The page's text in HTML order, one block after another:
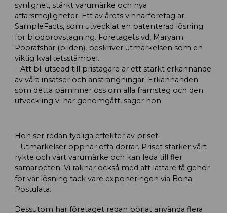
synlighet, stärkt varumärke och nya
affärsmöjligheter. Ett av årets vinnarföretag är
SampleFacts, som utvecklat en patenterad lösning
för blodprovstagning. Företagets vd, Maryam
Poorafshar (bilden), beskriver utmärkelsen som en
viktig kvalitetsstämpel.
– Att bli utsedd till pristagare är ett starkt erkännande
av våra insatser och ansträngningar. Erkännanden
som detta påminner oss om alla framsteg och den
utveckling vi har genomgått, säger hon.
Hon ser redan tydliga effekter av priset.
– Utmärkelser öppnar ofta dörrar. Priset stärker vårt
rykte och vårt varumärke och kan leda till fler
samarbeten. Vi räknar också med att lättare få gehör
för vår lösning tack vare exponeringen via Bona
Postulata.
Dessutom har företaget redan börjat använda flera